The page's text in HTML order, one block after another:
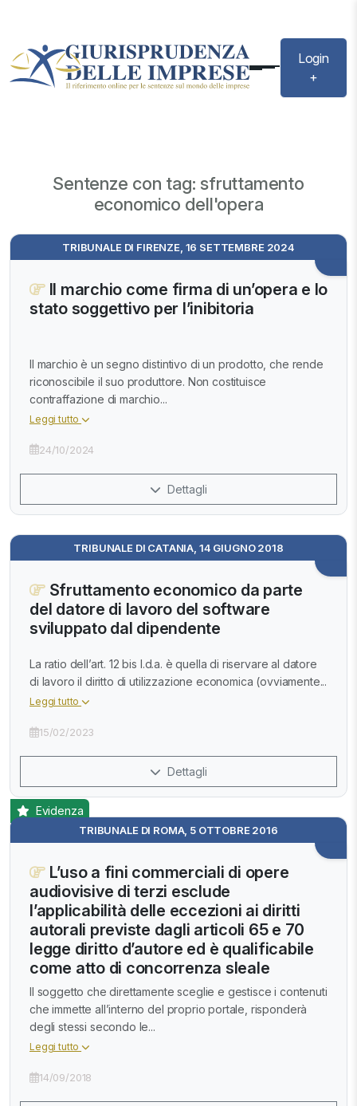
Login
+
Sentenze con tag: sfruttamento
economico dell'opera
TRIBUNALE DI FIRENZE, 16 SETTEMBRE 2024
Il marchio come firma di un’opera e lo
stato soggettivo per l’inibitoria
Il marchio è un segno distintivo di un prodotto, che rende
riconoscibile il suo produttore. Non costituisce
contraffazione di marchio...
Leggi tutto
24/10/2024
Dettagli
TRIBUNALE DI CATANIA, 14 GIUGNO 2018
Sfruttamento economico da parte
del datore di lavoro del software
sviluppato dal dipendente
La ratio dell’art. 12 bis l.d.a. è quella di riservare al datore
di lavoro il diritto di utilizzazione economica (ovviamente...
Leggi tutto
15/02/2023
Dettagli
TRIBUNALE DI ROMA, 5 OTTOBRE 2016
Evidenza
L’uso a fini commerciali di opere
audiovisive di terzi esclude
l’applicabilità delle eccezioni ai diritti
autorali previste dagli articoli 65 e 70
legge diritto d’autore ed è qualificabile
come atto di concorrenza sleale
Il soggetto che direttamente sceglie e gestisce i contenuti
che immette all’interno del proprio portale, risponderà
degli stessi secondo le...
Leggi tutto
14/09/2018